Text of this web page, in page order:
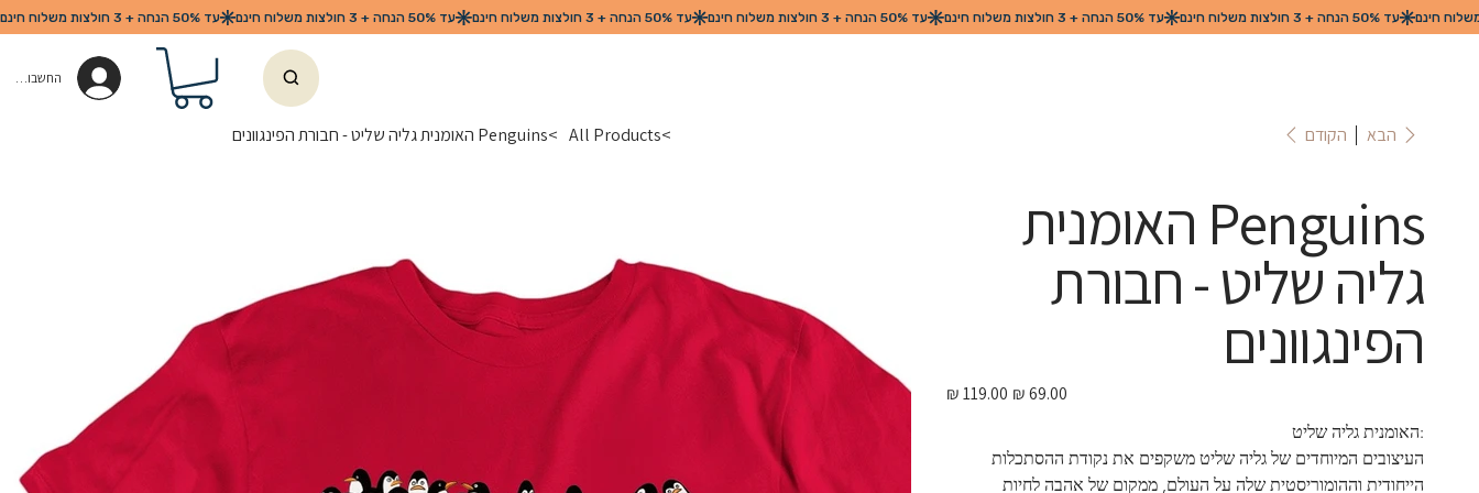
החשבון שלי
>
All Products
>Penguins האומנית גליה שליט - חבורת הפינגוונים הקודם הבא
Penguins האומנית
גליה שליט - חבורת
הפינגוונים
מחיר
מקורי
מחיר
מבצע
:האומנית גליה שליט
העיצובים המיוחדים של גליה שליט משקפים את נקודת ההסתכלות
הייחודית וההומוריסטית שלה על העולם, ממקום של אהבה לחיות